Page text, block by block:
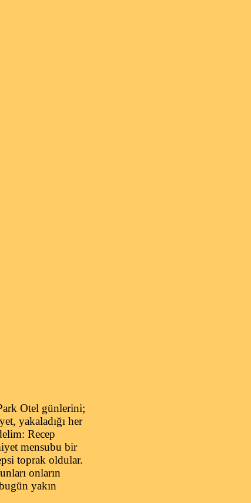
Otel günlerini;
yakaladığı her
Recep
mensubu bir
toprak oldular.
onların
yakın